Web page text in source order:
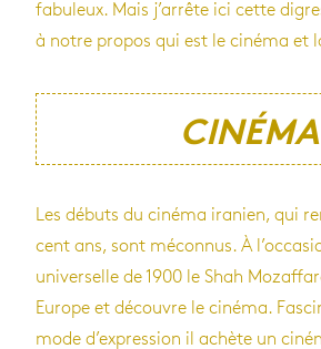
fabu­leux. Mais j’ar­rête ici cette
à notre pro­pos qui est le cinéma et
CINÉMA
Les débuts du cinéma ira­nien, qui
cent ans, sont mécon­nus. À
uni­ver­selle de 1900 le Shah
Europe et découvre le cinéma.
mode d’ex­pres­sion il achète un